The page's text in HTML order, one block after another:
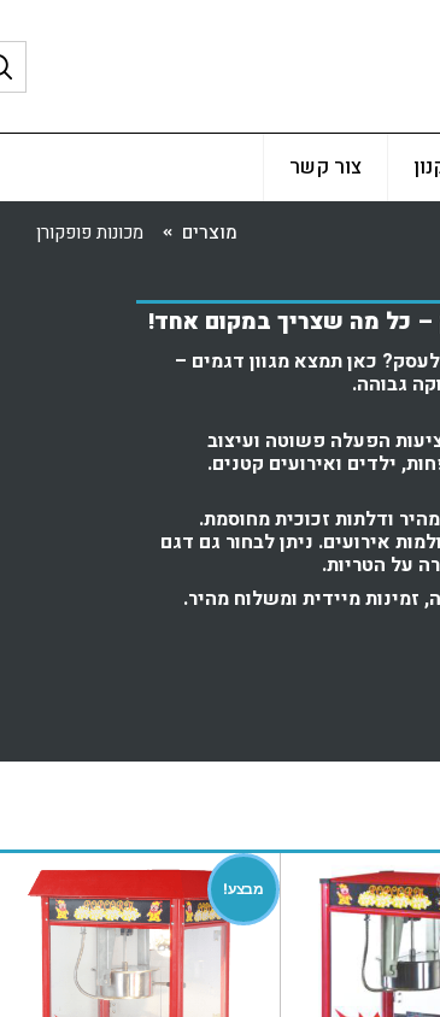
צור קשר
מכונות פופקורן מוצרים
– כל מה שצריך במקום אחד!
כאן תמצא מגוון דגמים –
גבוהה.
הפעלה פשוטה ועיצוב
ילדים ואירועים קטנים.
ודלתות זכוכית מחוסמת.
אירועים. ניתן לבחור גם דגם
על הטריות.
מיידית ומשלוח מהיר.
מבצע!